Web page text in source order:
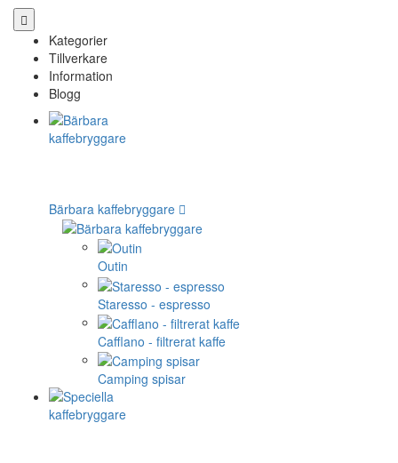
Kategorier
Tillverkare
Information
Blogg
Bärbara kaffebryggare
Outin
Staresso - espresso
Cafflano - filtrerat kaffe
Camping spisar